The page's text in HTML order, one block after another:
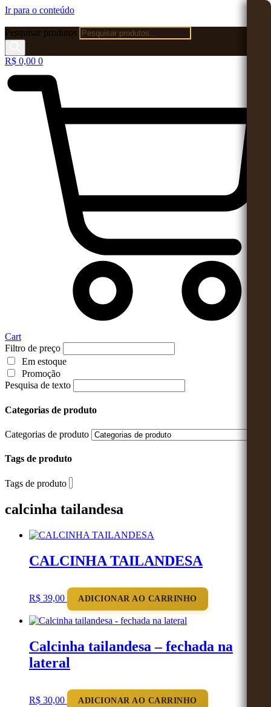
Ir para o conteúdo
Pesquisar produtos
R$ 0,00 0
Cart
Filtro de preço
Em estoque
Promoção
Pesquisa de texto
Categorias de produto
Categorias de produto
Tags de produto
Tags de produto
calcinha tailandesa
CALCINHA TAILANDESA
R$ 39,00 ADICIONAR AO CARRINHO
Calcinha tailandesa – fechada na
lateral
R$ 30,00 ADICIONAR AO CARRINHO